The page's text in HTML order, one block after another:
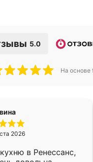
5.0
На основе
2026
в Ренессанс,